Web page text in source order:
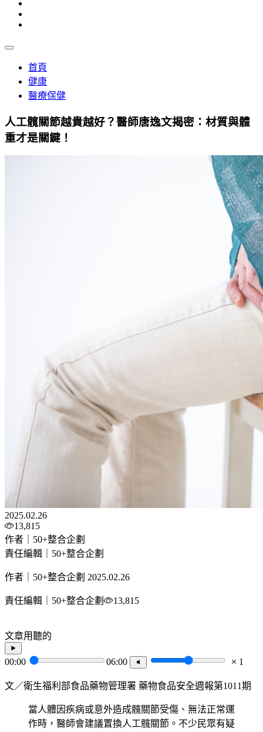
首頁
健康
醫療保健
人工髖關節越貴越好？醫師唐逸文揭密：材質與體
重才是關鍵！
2025.02.26
13,815
作者｜50+整合企劃
責任編輯｜50+整合企劃
作者｜50+整合企劃 2025.02.26
責任編輯｜50+整合企劃 13,815
文章用聽的
00:00 06:00 1
文／衛生福利部食品藥物管理署 藥物食品安全週報第1011期
當人體因疾病或意外造成髖關節受傷、無法正常運
作時，醫師會建議置換人工髖關節。不少民眾有疑